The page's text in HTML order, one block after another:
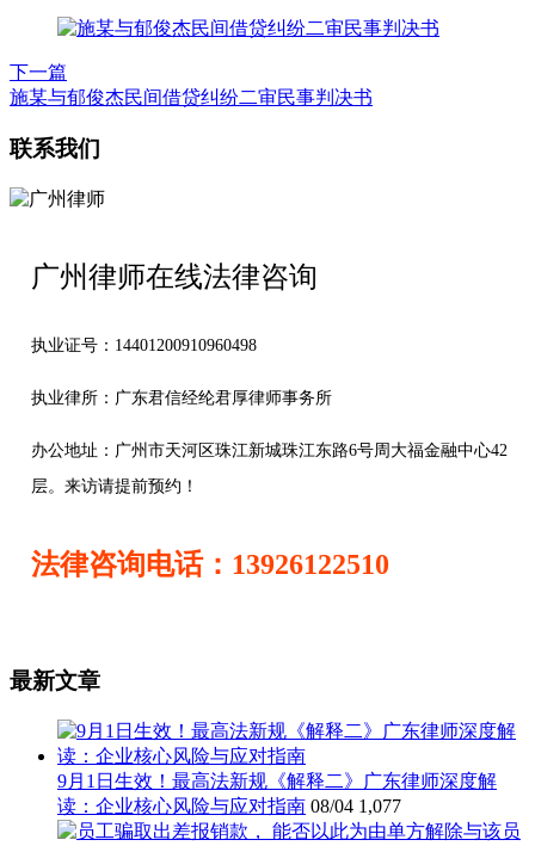
下一篇
施某与郁俊杰民间借贷纠纷二审民事判决书
联系我们
广州律师在线法律咨询
执业证号：14401200910960498
执业律所：广东君信经纶君厚律师事务所
办公地址： 广州市天河区珠江新城珠江东路6号周大福金融中心42
层。来访请提前预约！
法律咨询电话：13926122510
最新文章
9月1日生效！最高法新规《解释二》广东律师深度解
读：企业核心风险与应对指南 08/04 1,077